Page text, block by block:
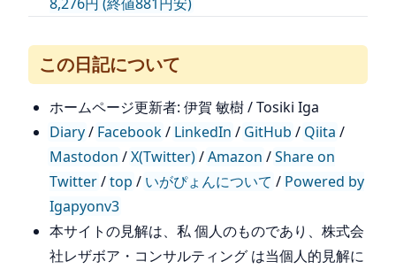
この日記について
ホームページ更新者: 伊賀 敏樹 / Tosiki Iga
Diary/ Facebook/ LinkedIn / GitHub / Qiita /
Mastodon /X(Twitter)/Amazon /Share on
Twitter/top / いがぴょんについて / Powered by
Igapyonv3
本サイトの見解は、私 個人のものであり、株式会
社レザボア・コンサルティング は当個人的見解に